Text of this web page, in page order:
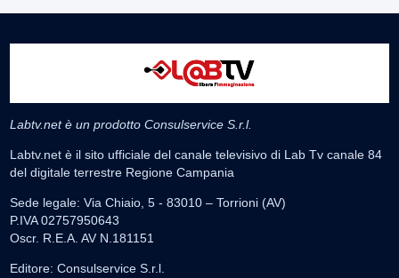
Labtv.net è un prodotto Consulservice S.r.l.
Labtv.net è il sito ufficiale del canale televisivo di Lab Tv canale 84
del digitale terrestre Regione Campania
Sede legale: Via Chiaio, 5 - 83010 – Torrioni (AV)
P.IVA 02757950643
Oscr. R.E.A. AV N.181151
Editore: Consulservice S.r.l.